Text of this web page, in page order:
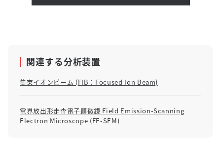
関連する分析装置
集束イオンビーム (FIB：Focused Ion Beam)
電界放出形走査電子顕微鏡 Field Emission-Scanning
Electron Microscope (FE-SEM)